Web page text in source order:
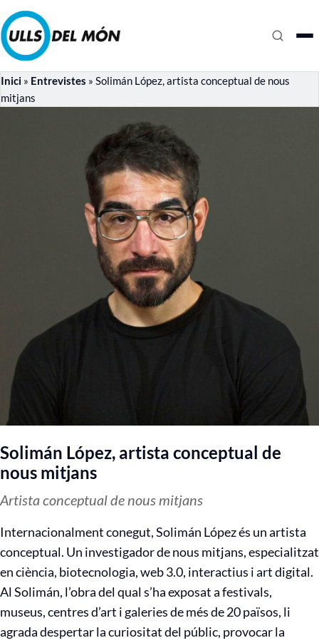
Inici » Entrevistes » Solimán López, artista conceptual de nous
mitjans
Solimán López, artista conceptual de
nous mitjans
Artista conceptual de nous mitjans
Internacionalment conegut, Solimán López és un artista
conceptual. Un investigador de nous mitjans, especialitzat
en ciència, biotecnologia, web 3.0, interactius i art digital.
Al Solimán, l’obra del qual s’ha exposat a festivals,
museus, centres d’art i galeries de més de 20 països, li
agrada despertar la curiositat del públic, provocar la